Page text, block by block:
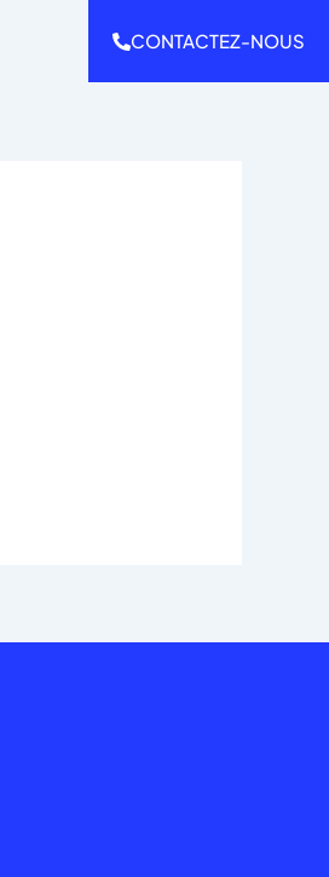
CONTACTEZ-NOUS